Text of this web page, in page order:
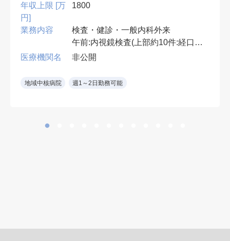
年収上限 [万
円]
1800
業務内容
検査・健診・一般内科外来
午前:内視鏡検査(上部約10件:経口・
経鼻)
透視読影,一般内科外来(1コマ),ワク
医療機関名 非公開
地域中核病院 週1～2日勤務可能